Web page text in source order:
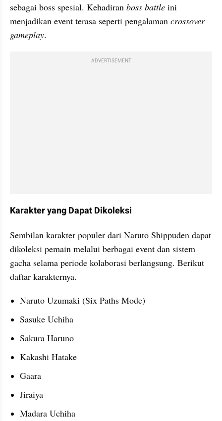
sebagai boss spesial. Kehadiran boss battle ini
menjadikan event terasa seperti pengalaman crossover
gameplay.
ADVERTISEMENT
Karakter yang Dapat Dikoleksi
Sembilan karakter populer dari Naruto Shippuden dapat
dikoleksi pemain melalui berbagai event dan sistem
gacha selama periode kolaborasi berlangsung. Berikut
daftar karakternya.
Naruto Uzumaki (Six Paths Mode)
Sasuke Uchiha
Sakura Haruno
Kakashi Hatake
Gaara
Jiraiya
Madara Uchiha